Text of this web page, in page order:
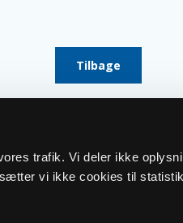
trafik. Vi deler ikke
sætter vi ikke cookies til
Tilbage